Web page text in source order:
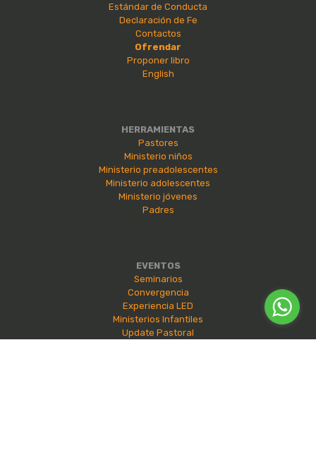
Estándar de Conducta
Declaración de Fe
Contactos
Ofrendar
Proponer libro
English
HERRAMIENTAS
Pastores
Ministerio niños
Ministerio preadolescentes
Ministerio adolescentes
Ministerio jóvenes
Padres
EVENTOS
Seminarios
Convergencia
Experiencia LED
Ministerios Infantiles
Update Pastoral